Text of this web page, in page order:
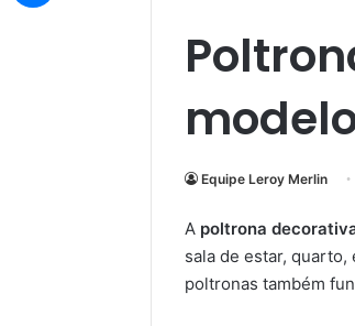
Equipe Leroy Merlin
A poltrona
sala de estar, quarto,
poltronas também